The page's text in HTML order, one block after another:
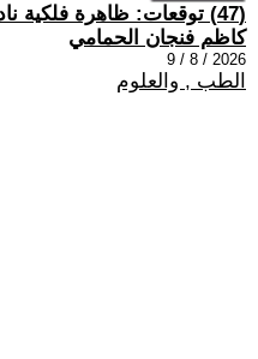
(47) توقعات: ظاهرة فلكية نادرة
كاظم فنجان الحمامي
2026 / 8 / 9
الطب , والعلوم